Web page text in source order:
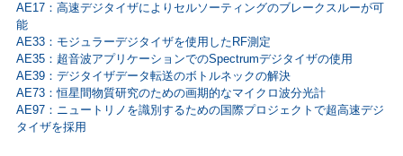
AE17：高速デジタイザによりセルソーティングのブレークスルーが可
能
AE33：モジュラーデジタイザを使用したRF測定
AE35：超音波アプリケーションでのSpectrumデジタイザの使用
AE39：デジタイザデータ転送のボトルネックの解決
AE73：恒星間物質研究のための画期的なマイクロ波分光計
AE97：ニュートリノを識別するための国際プロジェクトで超高速デジ
タイザを採用